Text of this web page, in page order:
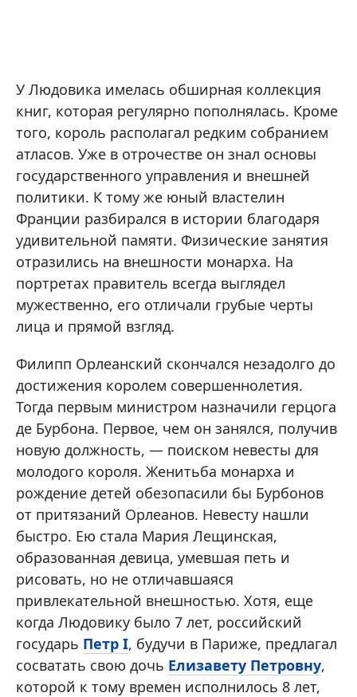
У Людовика имелась обширная коллекция
книг, которая регулярно пополнялась. Кроме
того, король располагал редким собранием
атласов. Уже в отрочестве он знал основы
государственного управления и внешней
политики. К тому же юный властелин
Франции разбирался в истории благодаря
удивительной памяти. Физические занятия
отразились на внешности монарха. На
портретах правитель всегда выглядел
мужественно, его отличали грубые черты
лица и прямой взгляд.
Филипп Орлеанский скончался незадолго до
достижения королем совершеннолетия.
Тогда первым министром назначили герцога
де Бурбона. Первое, чем он занялся, получив
новую должность, — поиском невесты для
молодого короля. Женитьба монарха и
рождение детей обезопасили бы Бурбонов
от притязаний Орлеанов. Невесту нашли
быстро. Ею стала Мария Лещинская,
образованная девица, умевшая петь и
рисовать, но не отличавшаяся
привлекательной внешностью. Хотя, еще
когда Людовику было 7 лет, российский
государь Петр I, будучи в Париже, предлагал
сосватать свою дочь Елизавету Петровну,
которой к тому времен исполнилось 8 лет,